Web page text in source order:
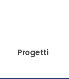
Progetti